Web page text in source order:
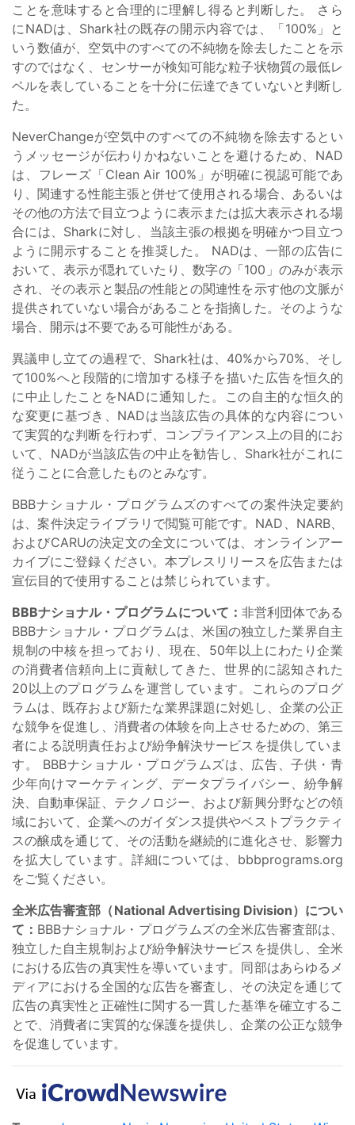
ことを意味すると合理的に理解し得ると判断した。 さら
にNADは、Shark社の既存の開示内容では、「100%」と
いう数値が、空気中のすべての不純物を除去したことを示
すのではなく、センサーが検知可能な粒子状物質の最低レ
ベルを表していることを十分に伝達できていないと判断し
た。
NeverChangeが空気中のすべての不純物を除去するとい
うメッセージが伝わりかねないことを避けるため、NAD
は、フレーズ「Clean Air 100%」が明確に視認可能であ
り、関連する性能主張と併せて使用される場合、あるいは
その他の方法で目立つように表示または拡大表示される場
合には、Sharkに対し、当該主張の根拠を明確かつ目立つ
ように開示することを推奨した。 NADは、一部の広告に
おいて、表示が隠れていたり、数字の「100」のみが表示
され、その表示と製品の性能との関連性を示す他の文脈が
提供されていない場合があることを指摘した。そのような
場合、開示は不要である可能性がある。
異議申し立ての過程で、Shark社は、40%から70%、そし
て100%へと段階的に増加する様子を描いた広告を恒久的
に中止したことをNADに通知した。この自主的な恒久的
な変更に基づき、NADは当該広告の具体的な内容につい
て実質的な判断を行わず、コンプライアンス上の目的にお
いて、NADが当該広告の中止を勧告し、Shark社がこれに
従うことに合意したものとみなす。
BBBナショナル・プログラムズのすべての案件決定要約
は、案件決定ライブラリで閲覧可能です。NAD、NARB、
およびCARUの決定文の全文については、オンラインアー
カイブにご登録ください。本プレスリリースを広告または
宣伝目的で使用することは禁じられています。
BBBナショナル・プログラムについて： 非営利団体である
BBBナショナル・プログラムは、米国の独立した業界自主
規制の中核を担っており、現在、50年以上にわたり企業
の消費者信頼向上に貢献してきた、世界的に認知された
20以上のプログラムを運営しています。これらのプログ
ラムは、既存および新たな業界課題に対処し、企業の公正
な競争を促進し、消費者の体験を向上させるための、第三
者による説明責任および紛争解決サービスを提供していま
す。 BBBナショナル・プログラムズは、広告、子供・青
少年向けマーケティング、データプライバシー、紛争解
決、自動車保証、テクノロジー、および新興分野などの領
域において、企業へのガイダンス提供やベストプラクティ
スの醸成を通じて、その活動を継続的に進化させ、影響力
を拡大しています。詳細については、bbbprograms.org
をご覧ください。
全米広告審査部（National Advertising Division）につい
て： BBBナショナル・プログラムズの全米広告審査部は、
独立した自主規制および紛争解決サービスを提供し、全米
における広告の真実性を導いています。同部はあらゆるメ
ディアにおける全国的な広告を審査し、その決定を通じて
広告の真実性と正確性に関する一貫した基準を確立するこ
とで、消費者に実質的な保護を提供し、企業の公正な競争
を促進しています。